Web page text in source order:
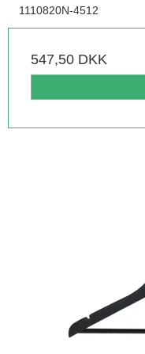
1110820N-4512
547,50 DKK